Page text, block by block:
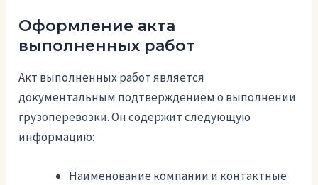
Оформление акта
выполненных работ
Акт выполненных работ является
документальным подтверждением о выполнении
грузоперевозки. Он содержит следующую
информацию:
Наименование компании и контактные